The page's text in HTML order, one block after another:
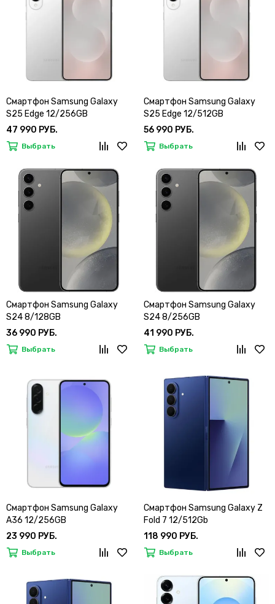
Смартфон Samsung Galaxy
S25 Edge 12/256GB
47 990 РУБ.
Выбрать
Смартфон Samsung Galaxy
S25 Edge 12/512GB
56 990 РУБ.
Выбрать
Смартфон Samsung Galaxy
S24 8/128GB
36 990 РУБ.
Выбрать
Смартфон Samsung Galaxy
S24 8/256GB
41 990 РУБ.
Выбрать
Смартфон Samsung Galaxy
A36 12/256GB
23 990 РУБ.
Выбрать
Смартфон Samsung Galaxy Z
Fold 7 12/512Gb
118 990 РУБ.
Выбрать